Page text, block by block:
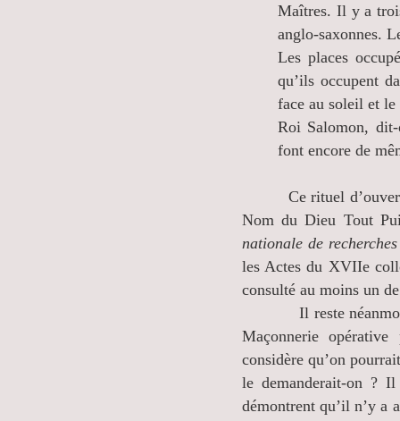
Maîtres. Il y a
anglo-saxonnes.
Les places
qu’ils occupent
face au soleil et
Roi Salomon,
font encore de
Ce rituel
Nom du Dieu Tout
nationale de
les Actes du XVIIe
consulté au moins un
Il reste néanmoins
Maçonnerie
considère qu’on
le demanderait-on ?
démontrent qu’il n’y a